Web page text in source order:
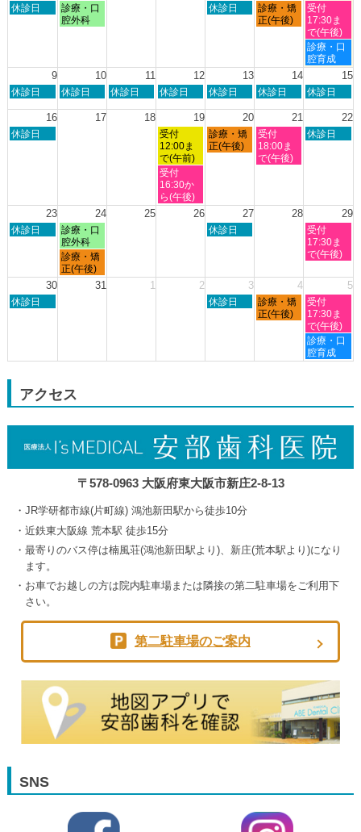
月
27th
月
1st
2026
日
2nd
休診日
月
曜
3rd
診療・口
腔外科
木
6th
休診日
金
曜
7th
診療・矯
正(午後)
土
曜
日,
8
月
8th
受付
17:30ま
で(午後)
土
曜
日,
月
診療・口
腔育成
9 10 11 12 13 14 15
日
8
月
休診日
月
休診日
火
休診日
水
8
月
12th
2026
休診日
木
8
月
13th
休診日
金
8
月
14th
2026
休診日
土
8
月
休診日
16 17 18 19 20 21 22
日
2026
休診日
水
曜
日,
8
月
19th
2026
受付
12:00ま
で(午前)
木
曜
2026
診療・矯
正(午後)
金
曜
日,
2026
受付
18:00ま
で(午後)
土
2026
休診日
水
曜
日,
8
受付
16:30か
ら(午後)
23 24 25 26 27 28 29
日
月
2026
休診日
月
曜
日,
8
月
診療・口
腔外科
木
月
2026
休診日
土
曜
日,
月
2026
受付
17:30ま
で(午後)
月
曜
日,
診療・矯
正(午後)
30 31 1 2 3 4 5
日
30th
休診日
木
3rd
休診日
金
曜
4th
診療・矯
正(午後)
土
曜
日,
9
月
5th
受付
17:30ま
で(午後)
土
曜
日,
診療・口
腔育成
アクセス
〒578-0963 大阪府東大阪市新庄2-8-13
JR学研都市線(片町線) 鴻池新田駅から徒歩10分
近鉄東大阪線 荒本駅 徒歩15分
最寄りのバス停は楠風荘(鴻池新田駅より)、新庄(荒本駅より)になり
ます。
お車でお越しの方は院内駐車場または隣接の第二駐車場をご利用下
さい。
第二駐車場のご案内
SNS